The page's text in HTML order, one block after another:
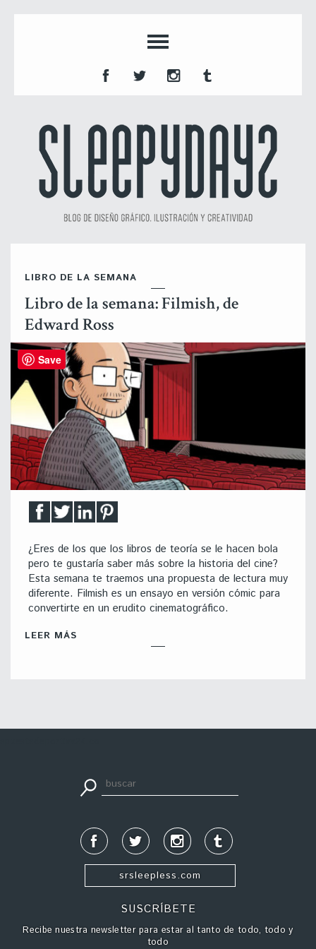
LIBRO DE LA SEMANA
Libro de la semana: Filmish, de
Edward Ross
¿Eres de los que los libros de teoría se le hacen bola
pero te gustaría saber más sobre la historia del cine?
Esta semana te traemos una propuesta de lectura muy
diferente. Filmish es un ensayo en versión cómic para
convertirte en un erudito cinematográfico.
LEER MÁS
srsleepless.com
SUSCRÍBETE
Recibe nuestra newsletter para estar al tanto de todo, todo y
todo
Save